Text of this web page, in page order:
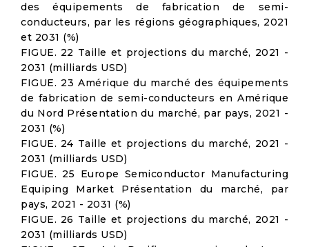
des équipements de fabrication de semi-
conducteurs, par les régions géographiques, 2021
et 2031 (%)
FIGUE. 22 Taille et projections du marché, 2021 -
2031 (milliards USD)
FIGUE. 23 Amérique du marché des équipements
de fabrication de semi-conducteurs en Amérique
du Nord Présentation du marché, par pays, 2021 -
2031 (%)
FIGUE. 24 Taille et projections du marché, 2021 -
2031 (milliards USD)
FIGUE. 25 Europe Semiconductor Manufacturing
Equiping Market Présentation du marché, par
pays, 2021 - 2031 (%)
FIGUE. 26 Taille et projections du marché, 2021 -
2031 (milliards USD)